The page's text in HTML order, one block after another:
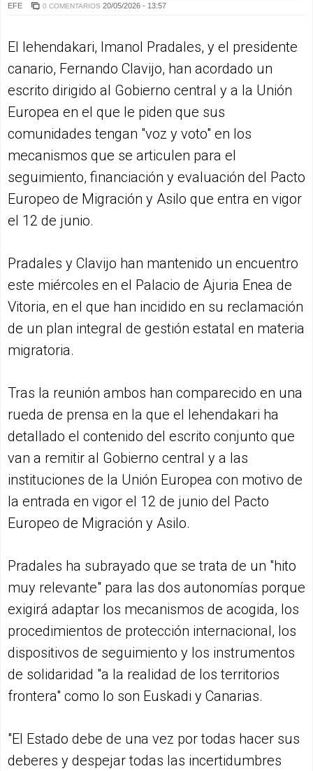
EFE 0 COMENTARIOS 20/05/2026 - 13:57
El lehendakari, Imanol Pradales, y el presidente
canario, Fernando Clavijo, han acordado un
escrito dirigido al Gobierno central y a la Unión
Europea en el que le piden que sus
comunidades tengan "voz y voto" en los
mecanismos que se articulen para el
seguimiento, financiación y evaluación del Pacto
Europeo de Migración y Asilo que entra en vigor
el 12 de junio.
Pradales y Clavijo han mantenido un encuentro
este miércoles en el Palacio de Ajuria Enea de
Vitoria, en el que han incidido en su reclamación
de un plan integral de gestión estatal en materia
migratoria.
Tras la reunión ambos han comparecido en una
rueda de prensa en la que el lehendakari ha
detallado el contenido del escrito conjunto que
van a remitir al Gobierno central y a las
instituciones de la Unión Europea con motivo de
la entrada en vigor el 12 de junio del Pacto
Europeo de Migración y Asilo.
Pradales ha subrayado que se trata de un "hito
muy relevante" para las dos autonomías porque
exigirá adaptar los mecanismos de acogida, los
procedimientos de protección internacional, los
dispositivos de seguimiento y los instrumentos
de solidaridad "a la realidad de los territorios
frontera" como lo son Euskadi y Canarias.
"El Estado debe de una vez por todas hacer sus
deberes y despejar todas las incertidumbres